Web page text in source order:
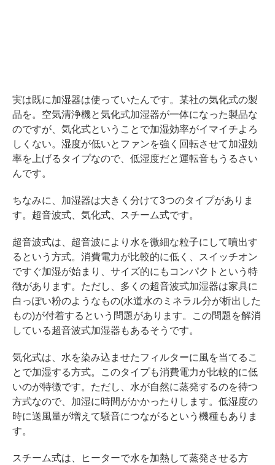
実は既に加湿器は使っていたんです。某社の気化式の製
品を。空気清浄機と気化式加湿器が一体になった製品な
のですが、気化式ということで加湿効率がイマイチよろ
しくない。湿度が低いとファンを強く回転させて加湿効
率を上げるタイプなので、低湿度だと運転音もうるさい
んです。
ちなみに、加湿器は大きく分けて3つのタイプがありま
す。超音波式、気化式、スチーム式です。
超音波式は、超音波により水を微細な粒子にして噴出す
るという方式。消費電力が比較的に低く、スイッチオン
ですぐ加湿が始まり、サイズ的にもコンパクトという特
徴があります。ただし、多くの超音波式加湿器は家具に
白っぽい粉のようなもの(水道水のミネラル分が析出した
もの)が付着するという問題があります。この問題を解消
している超音波式加湿器もあるそうです。
気化式は、水を染み込ませたフィルターに風を当てるこ
とで加湿する方式。このタイプも消費電力が比較的に低
いのが特徴です。ただし、水が自然に蒸発するのを待つ
方式なので、加湿に時間がかかったりします。低湿度の
時に送風量が増えて騒音につながるという機種もありま
す。
スチーム式は、ヒーターで水を加熱して蒸発させる方